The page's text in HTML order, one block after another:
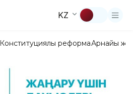
KZ
Конституциялық реформаАрнайы